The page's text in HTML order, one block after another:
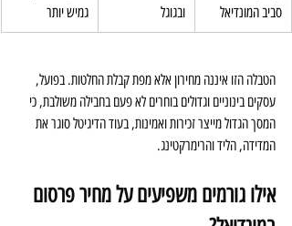
סביב המונדיאל
ובגוגל
גמיש יותר
הטבלה הזו איננה מחירון אלא מפת קבלת החלטות. בפועל,
עסקים בינוניים וגדולים בוחרים לא פעם בחבילה משולבת, כי
המסך הגדול מייצר זכירות ואמינות, בעוד הדיגיטל סוגר את
המדידה, הליד והרימרקטינג.
אילו גורמים משפיעים על מחיר פרסום